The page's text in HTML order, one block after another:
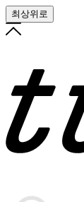
최상위로